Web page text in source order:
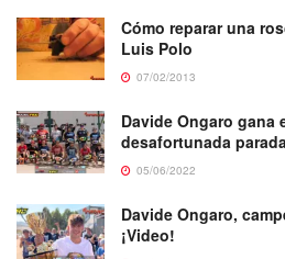
Cómo reparar una
Luis Polo
07/02/2013
Davide Ongaro gana
desafortunada
05/06/2022
Davide Ongaro,
¡Video!